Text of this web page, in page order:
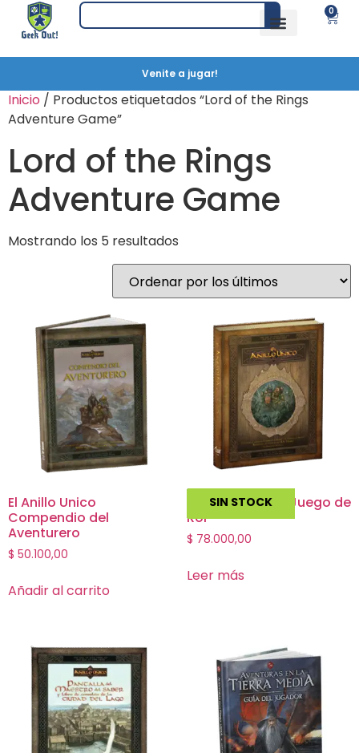
0
Venite a jugar!
Inicio / Productos etiquetados “Lord of the Rings
Adventure Game”
Lord of the Rings
Adventure Game
Mostrando los 5 resultados
El Anillo Unico
Compendio del
Aventurero
$ 50.100,00
Añadir al carrito
SIN STOCK
El Anillo unico – Juego de
Rol
$ 78.000,00
Leer más